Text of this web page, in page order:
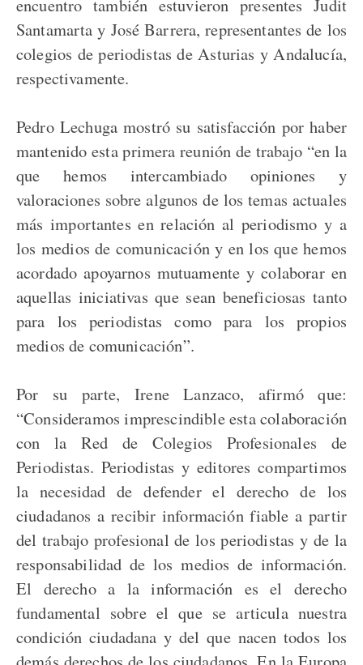
encuentro también estuvieron presentes Judit
Santamarta y José Barrera, representantes de los
colegios de periodistas de Asturias y Andalucía,
respectivamente.
Pedro Lechuga mostró su satisfacción por haber
mantenido esta primera reunión de trabajo “en la
que hemos intercambiado opiniones y
valoraciones sobre algunos de los temas actuales
más importantes en relación al periodismo y a
los medios de comunicación y en los que hemos
acordado apoyarnos mutuamente y colaborar en
aquellas iniciativas que sean beneficiosas tanto
para los periodistas como para los propios
medios de comunicación”.
Por su parte, Irene Lanzaco, afirmó que:
“Consideramos imprescindible esta colaboración
con la Red de Colegios Profesionales de
Periodistas. Periodistas y editores compartimos
la necesidad de defender el derecho de los
ciudadanos a recibir información fiable a partir
del trabajo profesional de los periodistas y de la
responsabilidad de los medios de información.
El derecho a la información es el derecho
fundamental sobre el que se articula nuestra
condición ciudadana y del que nacen todos los